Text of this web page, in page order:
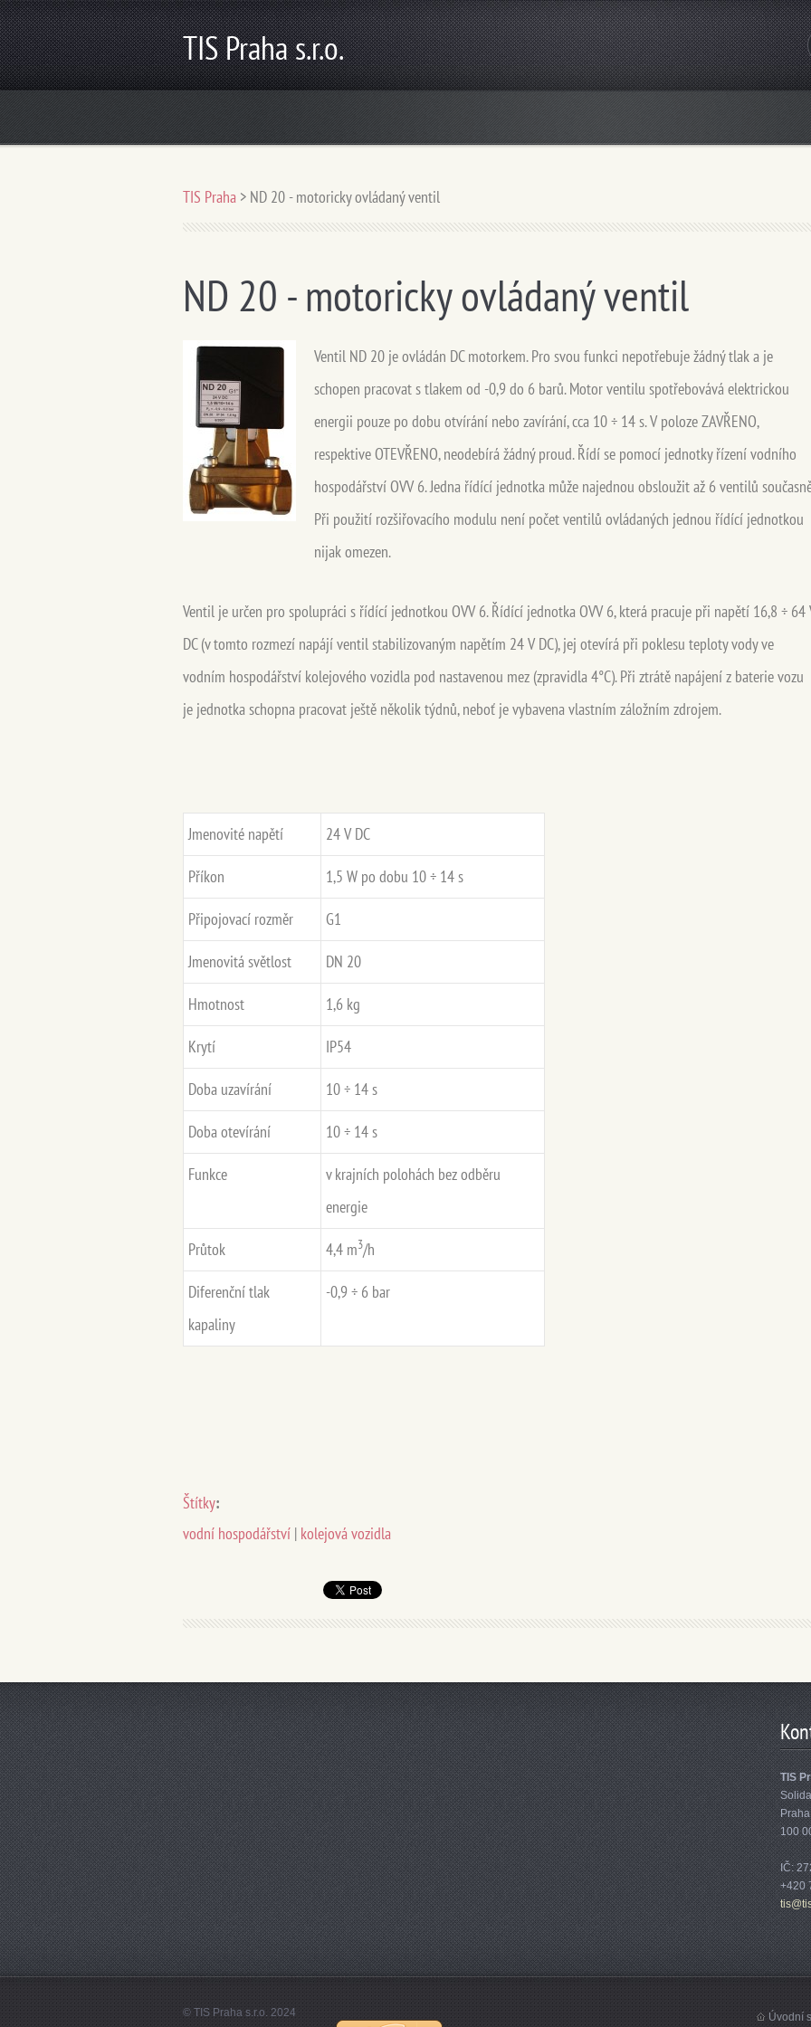
TIS Praha s.r.o.
TIS Praha > ND 20 - motoricky ovládaný ventil
ND 20 - motoricky ovládaný ventil
Ventil ND 20 je ovládán DC motorkem. Pro svou funkci nepotřebuje žádný tlak a je
schopen pracovat s tlakem od -0,9 do 6 barů. Motor ventilu spotřebovává elektrickou
energii pouze po dobu otvírání nebo zavírání, cca 10 ÷ 14 s. V poloze ZAVŘENO,
respektive OTEVŘENO, neodebírá žádný proud. Řídí se pomocí jednotky řízení vodního
hospodářství OVV 6. Jedna řídící jednotka může najednou obsloužit až 6 ventilů
Při použití rozšiřovacího modulu není počet ventilů ovládaných jednou řídící jednotkou
nijak omezen.
Ventil je určen pro spolupráci s řídící jednotkou OVV 6. Řídící jednotka OVV 6, která pracuje při napětí 16,8 ÷ 64
DC (v tomto rozmezí napájí ventil stabilizovaným napětím 24 V DC), jej otevírá při poklesu teploty vody ve
vodním hospodářství kolejového vozidla pod nastavenou mez (zpravidla 4°C). Při ztrátě napájení z baterie vozu
je jednotka schopna pracovat ještě několik týdnů, neboť je vybavena vlastním záložním zdrojem.
Jmenovité napětí 24 V DC
Příkon 1,5 W po dobu 10 ÷ 14 s
Připojovací rozměr G1
Jmenovitá světlost DN 20
Hmotnost 1,6 kg
Krytí IP54
Doba uzavírání 10 ÷ 14 s
Doba otevírání 10 ÷ 14 s
Funkce
v krajních polohách bez odběru
energie
Průtok 4,4 m3/h
Diferenční tlak
kapaliny
-0,9 ÷ 6 bar
Štítky:
vodní hospodářství | kolejová vozidla
TIS
100
IČ:
+420
© TIS Praha s.r.o. 2024 Úvodní